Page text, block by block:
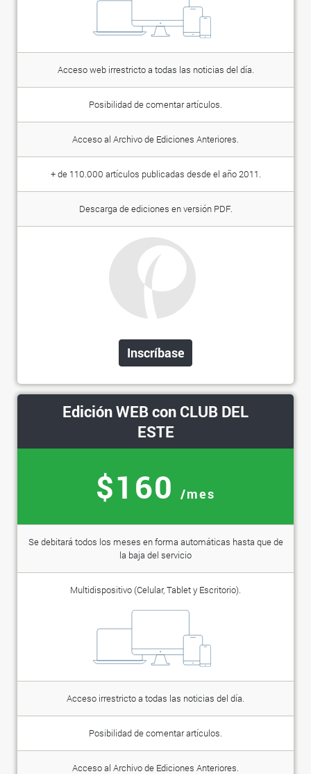
Acceso web irrestricto a todas las noticias del día.
Posibilidad de comentar artículos.
Acceso al Archivo de Ediciones Anteriores.
+ de 110.000 artículos publicadas desde el año 2011.
Descarga de ediciones en versión PDF.
Inscríbase
Edición WEB con CLUB DEL
ESTE
$160 /mes
Se debitará todos los meses en forma automáticas hasta que de
la baja del servicio
Multidispositivo (Celular, Tablet y Escritorio).
Acceso irrestricto a todas las noticias del día.
Posibilidad de comentar artículos.
Acceso al Archivo de Ediciones Anteriores.